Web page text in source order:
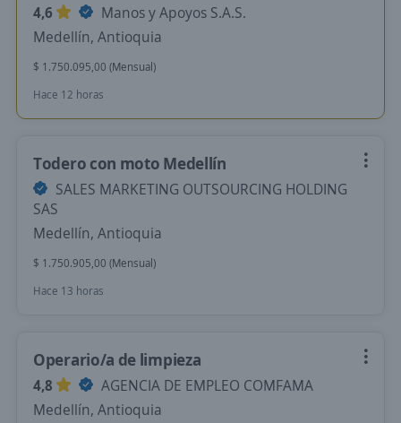
4,6
Manos y Apoyos S.A.S.
Medellín, Antioquia
$ 1.750.095,00 (Mensual)
Hace 12 horas
Todero con moto Medellín
SALES MARKETING OUTSOURCING HOLDING
SAS
Medellín, Antioquia
$ 1.750.905,00 (Mensual)
Hace 13 horas
Operario/a de limpieza
4,8
AGENCIA DE EMPLEO COMFAMA
Medellín, Antioquia